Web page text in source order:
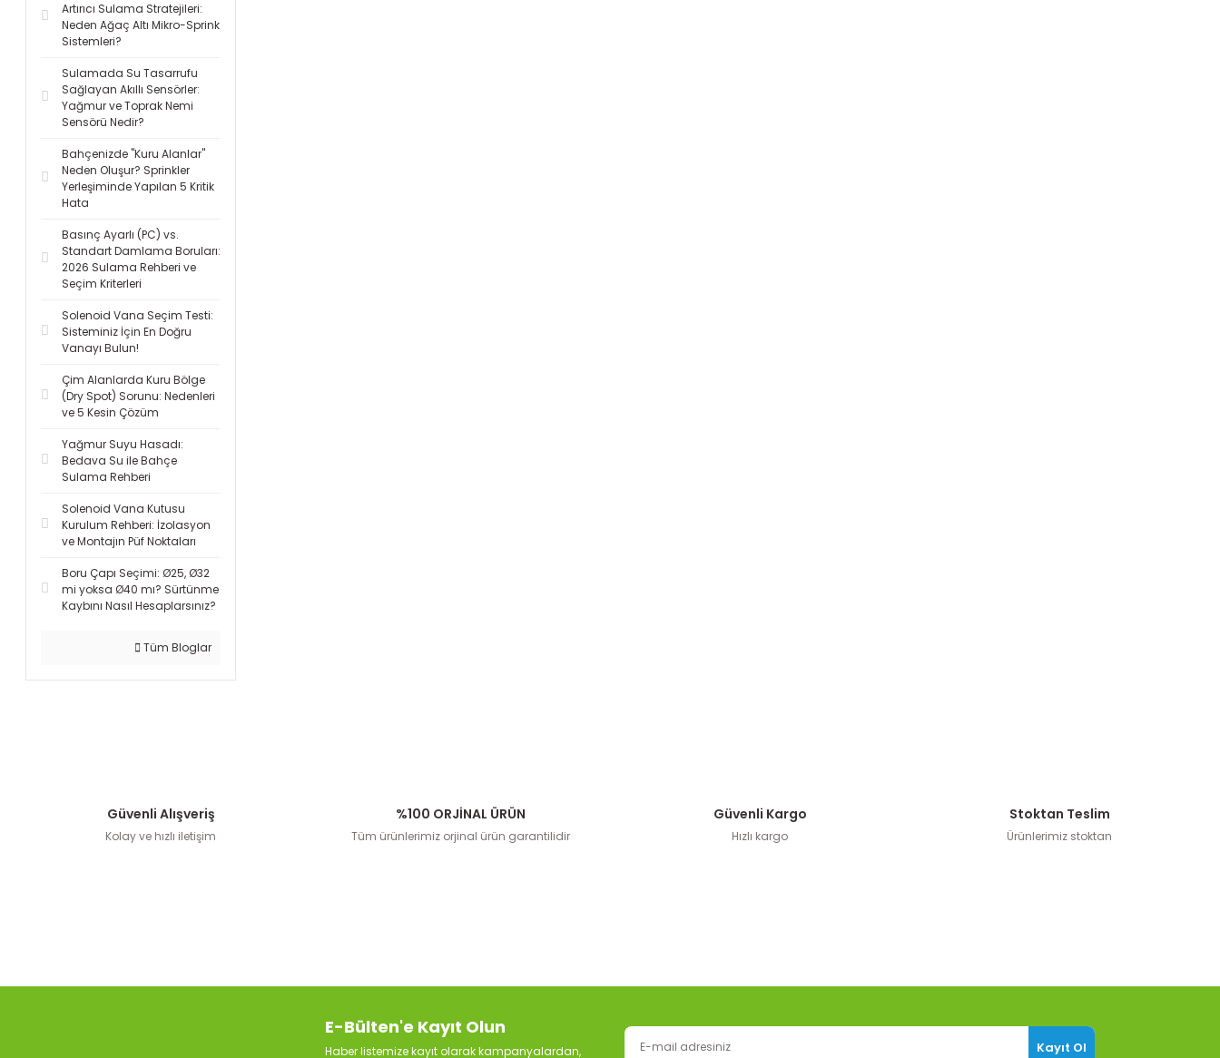
Artırıcı Sulama Stratejileri:
Neden Ağaç Altı Mikro-Sprink
Sistemleri?
Sulamada Su Tasarrufu
Sağlayan Akıllı Sensörler:
Yağmur ve Toprak Nemi
Sensörü Nedir?
Bahçenizde "Kuru Alanlar"
Neden Oluşur? Sprinkler
Yerleşiminde Yapılan 5 Kritik
Hata
Basınç Ayarlı (PC) vs.
Standart Damlama Boruları:
2026 Sulama Rehberi ve
Seçim Kriterleri
Solenoid Vana Seçim Testi:
Sisteminiz İçin En Doğru
Vanayı Bulun!
Çim Alanlarda Kuru Bölge
(Dry Spot) Sorunu: Nedenleri
ve 5 Kesin Çözüm
Yağmur Suyu Hasadı:
Bedava Su ile Bahçe
Sulama Rehberi
Solenoid Vana Kutusu
Kurulum Rehberi: İzolasyon
ve Montajın Püf Noktaları
Boru Çapı Seçimi: Ø25, Ø32
mi yoksa Ø40 mı? Sürtünme
Kaybını Nasıl Hesaplarsınız?
Tüm Bloglar
Güvenli Alışveriş
Kolay ve hızlı iletişim
%100 ORJİNAL ÜRÜN
Tüm ürünlerimiz orjinal ürün garantilidir
Güvenli Kargo
Hızlı kargo
Stoktan Teslim
Ürünlerimiz stoktan
E-Bülten'e Kayıt Olun
Haber listemize kayıt olarak kampanyalardan, Kayıt Ol